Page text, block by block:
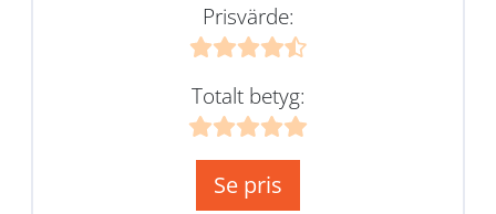
Prisvärde:
Totalt betyg:
Se pris